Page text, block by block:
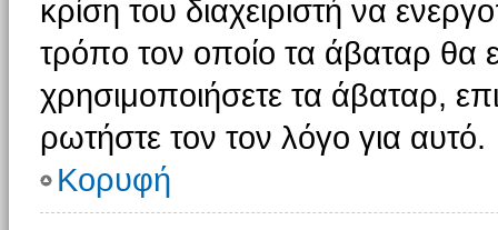
κρίση του διαχειριστή να
τρόπο τον οποίο τα άβαταρ θα
χρησιμοποιήσετε τα άβαταρ,
ρωτήστε τον τον λόγο για αυτό.
Κορυφή